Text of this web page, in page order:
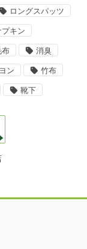
ロングスパッツ
キン
布 消臭
ン 竹布
靴下